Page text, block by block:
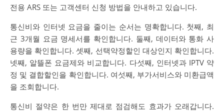
전용 ARS 또는 고객센터 신청 방법을 안내하고 있습니다.
통신비와 인터넷 요금을 줄이는 순서는 명확합니다. 첫째, 최
근 3개월 요금 명세서를 확인합니다. 둘째, 데이터와 통화 사
용량을 확인합니다. 셋째, 선택약정할인 대상인지 확인합니다.
넷째, 알뜰폰 요금제와 비교합니다. 다섯째, 인터넷과 IPTV 약
정 및 결합할인을 확인합니다. 여섯째, 부가서비스와 미환급액
을 조회합니다.
통신비 절약은 한 번만 제대로 점검해도 효과가 오래갑니다.